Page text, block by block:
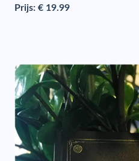
Prijs: € 19.99